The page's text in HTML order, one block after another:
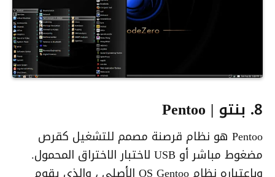
8. بنتو | Pentoo
Pentoo هو نظام قرصنة مصمم للتشغيل كقرص
مضغوط مباشر أو USB لاختبار الاختراق المحمول.